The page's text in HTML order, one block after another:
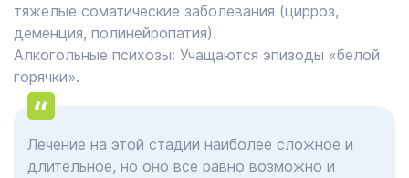
тяжелые соматические заболевания (цирроз,
деменция, полинейропатия).
Алкогольные психозы: Учащаются эпизоды «белой
горячки».
Лечение на этой стадии наиболее сложное и
длительное, но оно все равно возможно и